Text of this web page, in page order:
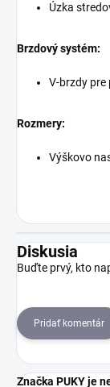
Úzka
Brzdový systém:
V-brzdy pre
Rozmery:
Výškovo
Diskusia
Buďte prvý, kto
Pridať komentár
Značka PUKY je